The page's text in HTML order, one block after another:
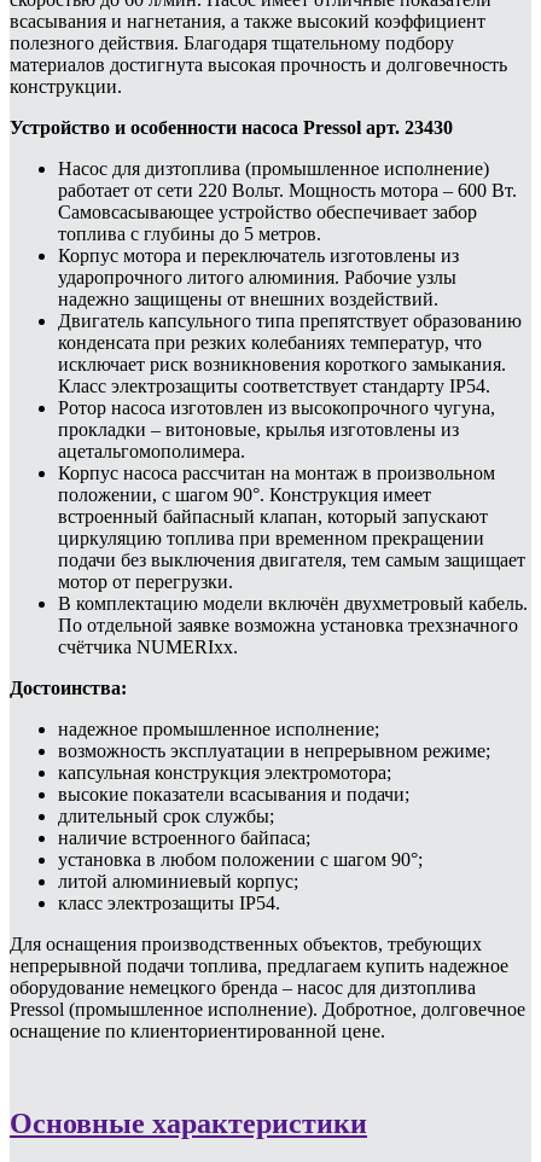
всасывания и нагнетания, а также высокий коэффициент
полезного действия. Благодаря тщательному подбору
материалов достигнута высокая прочность и долговечность
конструкции.
Устройство и особенности насоса Pressol арт. 23430
Насос для дизтоплива (промышленное исполнение)
работает от сети 220 Вольт. Мощность мотора – 600 Вт.
Самовсасывающее устройство обеспечивает забор
топлива с глубины до 5 метров.
Корпус мотора и переключатель изготовлены из
ударопрочного литого алюминия. Рабочие узлы
надежно защищены от внешних воздействий.
Двигатель капсульного типа препятствует образованию
конденсата при резких колебаниях температур, что
исключает риск возникновения короткого замыкания.
Класс электрозащиты соответствует стандарту IP54.
Ротор насоса изготовлен из высокопрочного чугуна,
прокладки – витоновые, крылья изготовлены из
ацетальгомополимера.
Корпус насоса рассчитан на монтаж в произвольном
положении, с шагом 90°. Конструкция имеет
встроенный байпасный клапан, который запускают
циркуляцию топлива при временном прекращении
подачи без выключения двигателя, тем самым защищает
мотор от перегрузки.
В комплектацию модели включён двухметровый кабель.
По отдельной заявке возможна установка трехзначного
счётчика NUMERIxx.
Достоинства:
надежное промышленное исполнение;
возможность эксплуатации в непрерывном режиме;
капсульная конструкция электромотора;
высокие показатели всасывания и подачи;
длительный срок службы;
наличие встроенного байпаса;
установка в любом положении с шагом 90°;
литой алюминиевый корпус;
класс электрозащиты IP54.
Для оснащения производственных объектов, требующих
непрерывной подачи топлива, предлагаем купить надежное
оборудование немецкого бренда – насос для дизтоплива
Pressol (промышленное исполнение). Добротное, долговечное
оснащение по клиенториентированной цене.
Основные характеристики